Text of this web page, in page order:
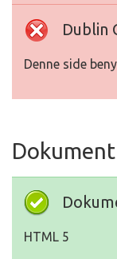
Dublin
Denne side
Dokument
HTML 5